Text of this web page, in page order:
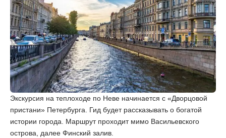
Экскурсия на теплоходе по Неве начинается с «Дворцовой
пристани» Петербурга. Гид будет рассказывать о богатой
истории города. Маршрут проходит мимо Васильевского
острова, далее Финский залив.